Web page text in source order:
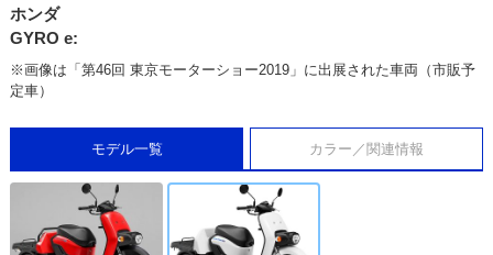
ホンダ
GYRO e:
※画像は「第46回 東京モーターショー2019」に出展された車両（市販予
定車）
モデル一覧 カラー／関連情報